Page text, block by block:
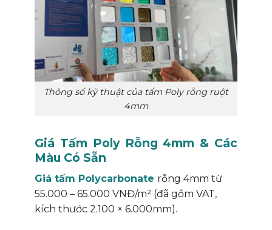
Thông số kỹ thuật của tấm Poly rỗng ruột
4mm
Giá Tấm Poly Rỗng 4mm & Các
Màu Có Sẵn
Giá tấm Polycarbonate rỗng 4mm từ
55.000 – 65.000 VNĐ/m² (đã gồm VAT,
kích thước 2.100 × 6.000mm).